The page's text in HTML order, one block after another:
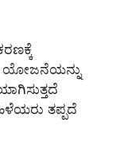
ಯೋಜನೆಯನ್ನು
ತಪ್ಪದೆ